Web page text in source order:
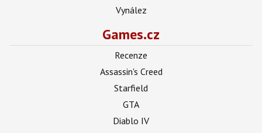
Vynález
Games.cz
Recenze
Assassin's Creed
Starfield
GTA
Diablo IV